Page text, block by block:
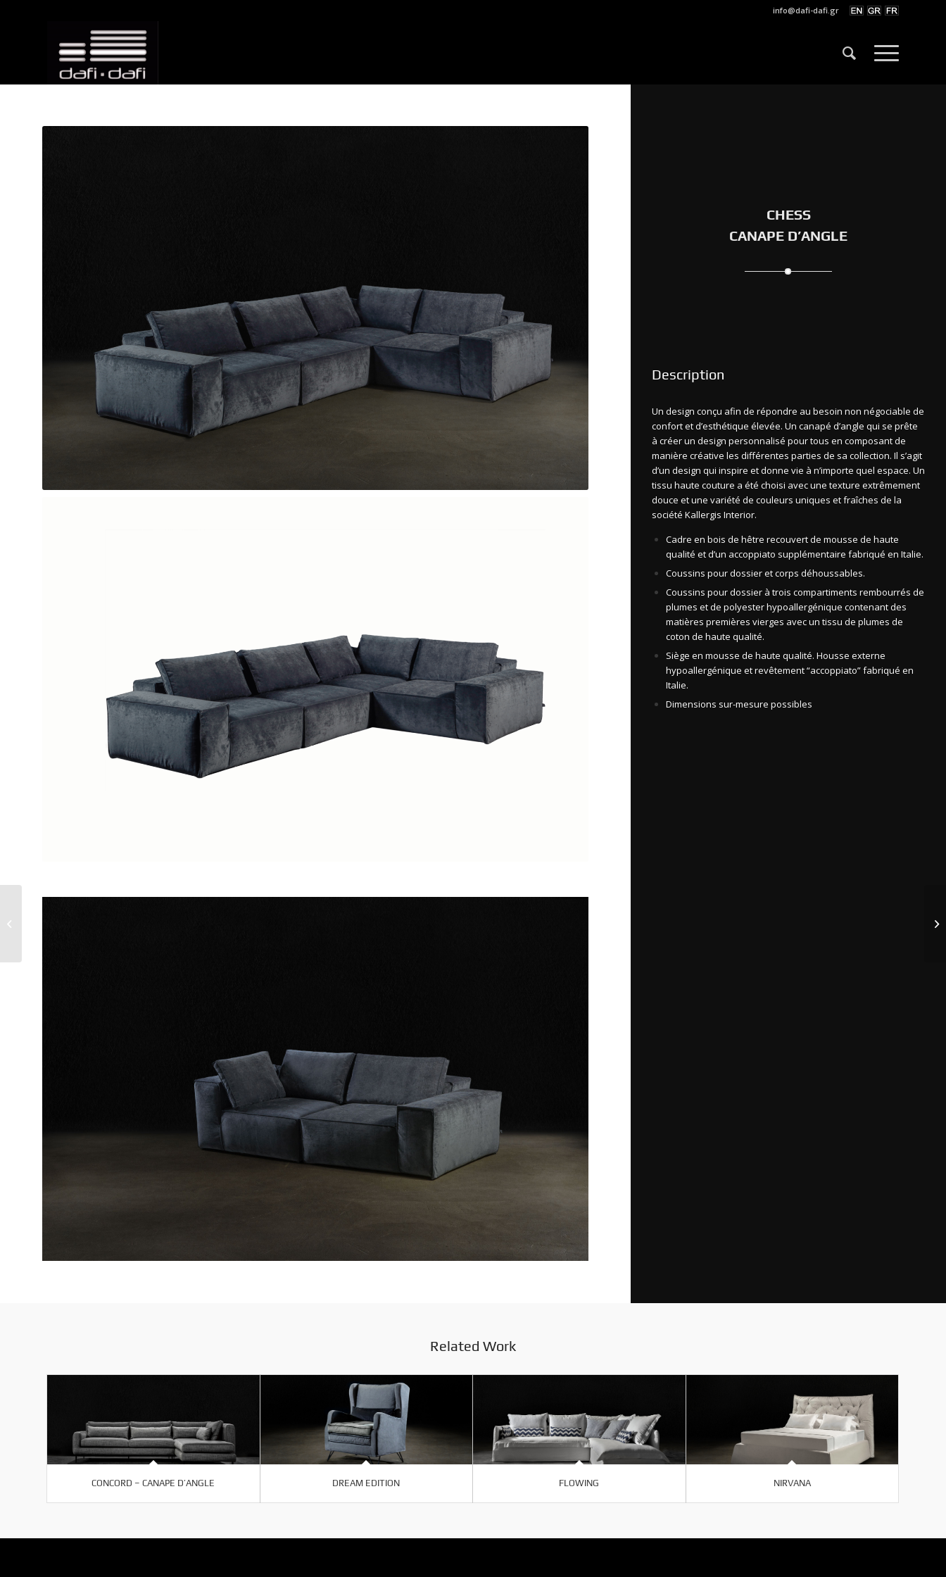
info@dafi-dafi.gr
CHESS
CANAPE D’ANGLE
Description
Un design conçu afin de répondre au besoin non négociable de
confort et d’esthétique élevée. Un canapé d’angle qui se prête
à créer un design personnalisé pour tous en composant de
manière créative les différentes parties de sa collection. Il s’agit
d’un design qui inspire et donne vie à n’importe quel espace. Un
tissu haute couture a été choisi avec une texture extrêmement
douce et une variété de couleurs uniques et fraîches de la
société Kallergis Interior.
Cadre en bois de hêtre recouvert de mousse de haute
qualité et d’un accoppiato supplémentaire fabriqué en Italie.
Coussins pour dossier et corps déhoussables.
Coussins pour dossier à trois compartiments rembourrés de
plumes et de polyester hypoallergénique contenant des
matières premières vierges avec un tissu de plumes de
coton de haute qualité.
Siège en mousse de haute qualité. Housse externe
hypoallergénique et revêtement “accoppiato” fabriqué en
Italie.
Dimensions sur-mesure possibles
Related Work
CONCORD – CANAPE D’ANGLE DREAM EDITION FLOWING NIRVANA